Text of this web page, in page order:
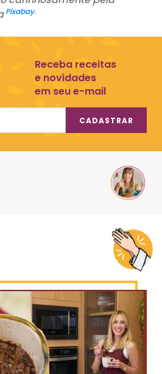
Pixabay.
Receba receitas
e novidades
em seu e-mail
CADASTRAR